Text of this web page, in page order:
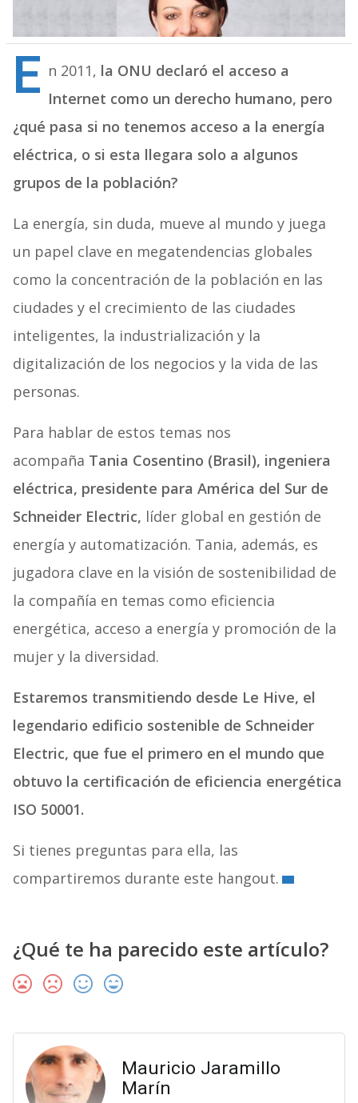
E n 2011, la ONU declaró el acceso a
Internet como un derecho humano, pero
¿qué pasa si no tenemos acceso a la energía
eléctrica, o si esta llegara solo a algunos
grupos de la población?
La energía, sin duda, mueve al mundo y juega
un papel clave en megatendencias globales
como la concentración de la población en las
ciudades y el crecimiento de las ciudades
inteligentes, la industrialización y la
digitalización de los negocios y la vida de las
personas.
Para hablar de estos temas nos
acompaña Tania Cosentino (Brasil), ingeniera
eléctrica, presidente para América del Sur de
Schneider Electric, líder global en gestión de
energía y automatización. Tania, además, es
jugadora clave en la visión de sostenibilidad de
la compañía en temas como eficiencia
energética, acceso a energía y promoción de la
mujer y la diversidad.
Estaremos transmitiendo desde Le Hive, el
legendario edificio sostenible de Schneider
Electric, que fue el primero en el mundo que
obtuvo la certificación de eficiencia energética
ISO 50001.
Si tienes preguntas para ella, las
compartiremos durante este hangout.
¿Qué te ha parecido este artículo?
Mauricio Jaramillo
Marín